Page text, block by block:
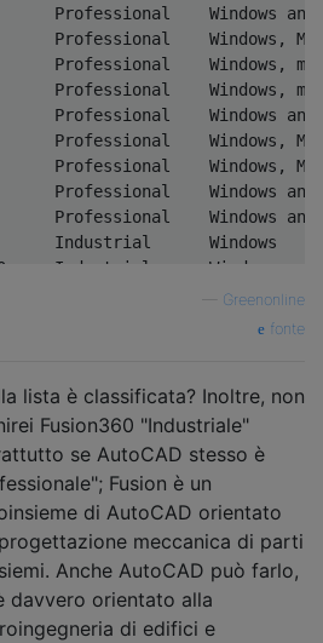
Professional
Professional
Professional
Professional    Windows,
Professional
Professional    Windows
Professional    Windows
Industrial
Industrial      Windows
Industrial
Greenonline
fonte
lista è classificata? Inoltre, non
Fusion360 "Industriale"
se AutoCAD stesso è
Fusion è un
di AutoCAD orientato
meccanica di parti
Anche AutoCAD può farlo,
davvero orientato alla
di edifici e